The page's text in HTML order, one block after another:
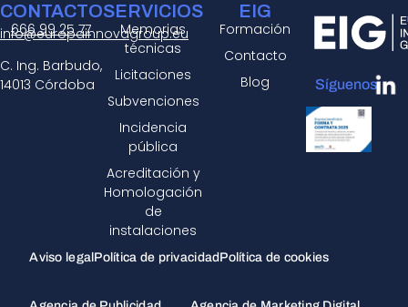
Síguenos:
EIG
Formación
Contacto
Blog
SERVICIOS
Memorias
técnicas
Licitaciones
Subvenciones
Incidencia
pública
Acreditación y
Homologación
de
instalaciones
CONTACTO
666 99 25 77
info@europainnovagroup.eu
C. Ing. Barbudo,
14013 Córdoba
Aviso legal Política de privacidad Política de cookies